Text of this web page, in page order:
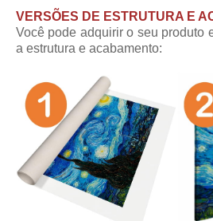
VERSÕES DE ESTRUTURA E
Você pode adquirir o seu produto
a estrutura e acabamento: